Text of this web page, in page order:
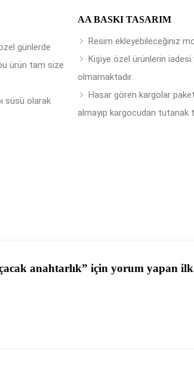
günlerde
ürün tam size
süsü olarak
AA BASKI TASARIM
Resim ekleyebileceğiniz
Kişiye özel ürünlerin iadesi
olmamaktadır.
Hasar gören kargolar
almayıp kargocudan tutanak
anahtarlık” için yorum yapan